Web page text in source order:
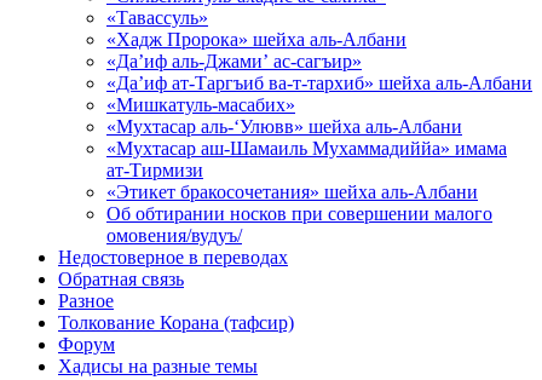
«Тавассуль»
«Хадж Пророка» шейха аль-Албани
«Да’иф аль-Джами’ ас-сагъир»
«Да’иф ат-Таргъиб ва-т-тархиб» шейха аль-Албани
«Мишкатуль-масабих»
«Мухтасар аль-‘Улювв» шейха аль-Албани
«Мухтасар аш-Шамаиль Мухаммадиййа» имама
ат-Тирмизи
«Этикет бракосочетания» шейха аль-Албани
Об обтирании носков при совершении малого
омовения/вудуъ/
Недостоверное в переводах
Обратная связь
Разное
Толкование Корана (тафсир)
Форум
Хадисы на разные темы